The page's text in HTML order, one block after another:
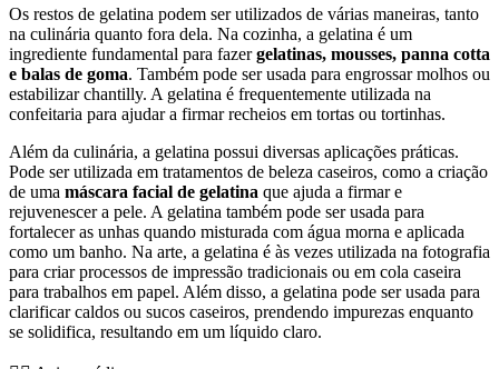
Os restos de gelatina podem ser utilizados de várias maneiras, tanto
na culinária quanto fora dela. Na cozinha, a gelatina é um
ingrediente fundamental para fazergelatinas, mousses, panna cotta
e balas de goma. Também pode ser usada para engrossar molhos ou
estabilizar chantilly. A gelatina é frequentemente utilizada na
confeitaria para ajudar a firmar recheios em tortas ou tortinhas.
Além da culinária, a gelatina possui diversas aplicações práticas.
Pode ser utilizada em tratamentos de beleza caseiros, como a criação
de uma máscara facial de gelatina que ajuda a firmar e
rejuvenescer a pele. A gelatina também pode ser usada para
fortalecer as unhas quando misturada com água morna e aplicada
como um banho. Na arte, a gelatina é às vezes utilizada na fotografia
para criar processos de impressão tradicionais ou em cola caseira
para trabalhos em papel. Além disso, a gelatina pode ser usada para
clarificar caldos ou sucos caseiros, prendendo impurezas enquanto
se solidifica, resultando em um líquido claro.